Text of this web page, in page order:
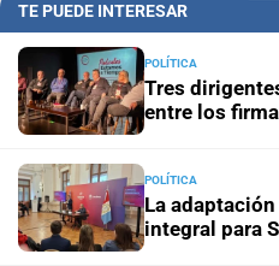
Segundo encuentro de
dirigentes radicales
firmantes de "Apurar el
Jornada de
un desafío integral para Santa
Lo confirmó Coudannes
productiva vinculada al puerto
TE PUEDE INTERESAR
POLÍTICA
Tres
entre los
POLÍTICA
La
integral para